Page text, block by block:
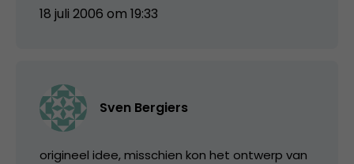
18 juli 2006 om 19:33
Sven Bergiers
origineel idee, misschien kon het ontwerp van